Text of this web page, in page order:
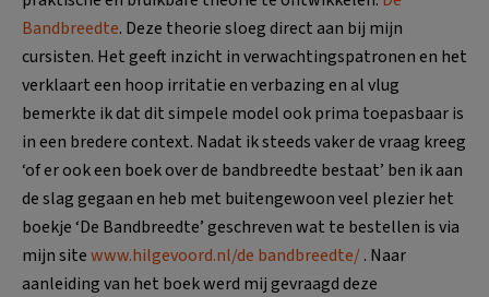
Bandbreedte. Deze theorie sloeg direct aan bij mijn
cursisten. Het geeft inzicht in verwachtingspatronen en het
verklaart een hoop irritatie en verbazing en al vlug
bemerkte ik dat dit simpele model ook prima toepasbaar is
in een bredere context. Nadat ik steeds vaker de vraag kreeg
‘of er ook een boek over de bandbreedte bestaat’ ben ik aan
de slag gegaan en heb met buitengewoon veel plezier het
boekje ‘De Bandbreedte’ geschreven wat te bestellen is via
mijn sitewww.hilgevoord.nl/de bandbreedte/. Naar
aanleiding van het boek werd mij gevraagd deze